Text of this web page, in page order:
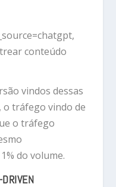
conteúdo
vindos dessas
o tráfego vindo de
o tráfego
do volume.